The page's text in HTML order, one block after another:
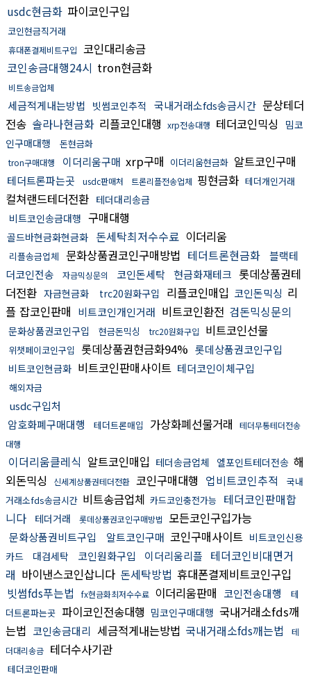
usdc현금화 파이코인구입
코인현금직거래
휴대폰결제비트구입 코인대리송금
코인송금대행24시 tron현금화
비트송금업체
세금적게내는방법 빗썸코인추적 국내거래소fds송금시간 문상테더
전송 솔라나현금화 리플코인대행 xrp전송대행 테더코인믹싱
밈코
인구매대행
돈현금화
tron구매대행 이더리움구매 xrp구매 이더리움현금화 알트코인구매
테더트론파는곳 usdc판매처 트론리플전송업체 핑현금화 테더개인거래
컬쳐랜드테더전환 테더대리송금
비트코인송금대행 구매대행
골드바현금화현금화 돈세탁최저수수료 이더리움
리플송금업체 문화상품권코인구매방법 테더트론현금화
블랙테
더코인전송
자금믹싱문의 코인돈세탁 현금화재테크 롯데상품권테
더전환 자금현금화 trc20원화구입 리플코인매입 코인돈믹싱 리
플 잡코인판매 비트코인개인거래 비트코인환전 검돈믹싱문의
문화상품권코인구입 현금돈믹싱 trc20원화구입 비트코인선물
위챗페이코인구입 롯데상품권현금화94% 롯데상품권코인구입
비트코인현금화 비트코인판매사이트 테더코인이체구입
해외자금
usdc구입처
암호화폐구매대행
테더트론매입 가상화폐선물거래
테더무통테더전송
대행
이더리움클레식 알트코인매입 테더송금업체 엘포인트테더전송 해
외돈믹싱
신세계상품권테더전환 코인구매대행 업비트코인추적
국내
거래소fds송금시간 비트송금업체 카드코인충전가능
테더코인판매합
니다
테더거래 롯데상품권코인구매방법 모든코인구입가능
문화상품권비트구입 알트코인구매 코인구매사이트 비트코인신용
카드
대검세탁 코인원화구입 이더리움리플
테더코인비대면거
래 바이낸스코인삽니다 돈세탁방법 휴대폰결제비트코인구입
빗썸fds푸는법
fx현금화최저수수료 이더리움판매 코인전송대행
테
더트론파는곳 파이코인전송대행 밈코인구매대행 국내거래소fds깨
는법 코인송금대리 세금적게내는방법 국내거래소fds깨는법
테
더대리송금 테더수사기관
테더코인판매